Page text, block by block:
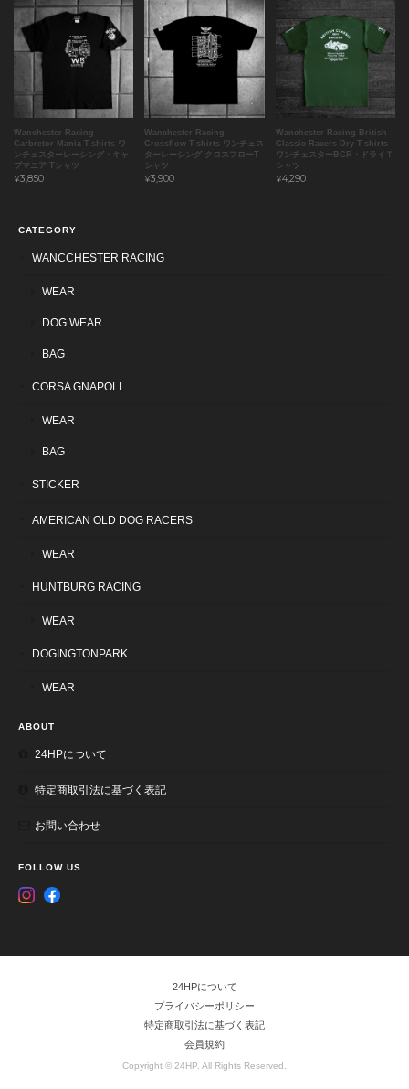
Wanchester Racing
Carbretor Mania T-shirts ワ
ンチェスターレーシング・キャ
ブマニア Tシャツ
¥3,850
Wanchester Racing
Crossflow T-shirts ワンチェス
ターレーシング クロスフローT
シャツ
¥3,900
Wanchester Racing British
Classic Racers Dry T-shirts
ワンチェスターBCR・ドライＴ
シャツ
¥4,290
CATEGORY
WANCCHESTER RACING
WEAR
DOG WEAR
BAG
CORSA GNAPOLI
WEAR
BAG
STICKER
AMERICAN OLD DOG RACERS
WEAR
HUNTBURG RACING
WEAR
DOGINGTONPARK
WEAR
ABOUT
24HPについて
特定商取引法に基づく表記
お問い合わせ
FOLLOW US
24HPについて
プライバシーポリシー
特定商取引法に基づく表記
会員規約
Copyright © 24HP. All Rights Reserved.